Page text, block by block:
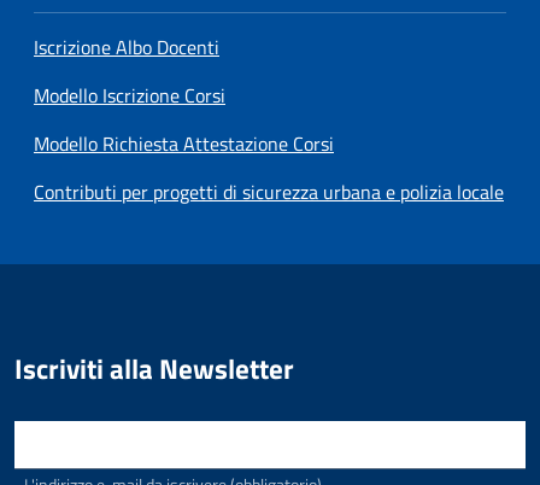
Iscrizione Albo Docenti
Modello Iscrizione Corsi
Modello Richiesta Attestazione Corsi
Contributi per progetti di sicurezza urbana e polizia locale
Iscriviti alla Newsletter